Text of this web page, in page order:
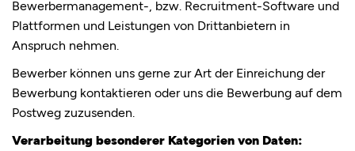
Bewerbermanagement-, bzw. Recruitment-Software und
Plattformen und Leistungen von Drittanbietern in
Anspruch nehmen.
Bewerber können uns gerne zur Art der Einreichung der
Bewerbung kontaktieren oder uns die Bewerbung auf dem
Postweg zuzusenden.
Verarbeitung besonderer Kategorien von Daten: